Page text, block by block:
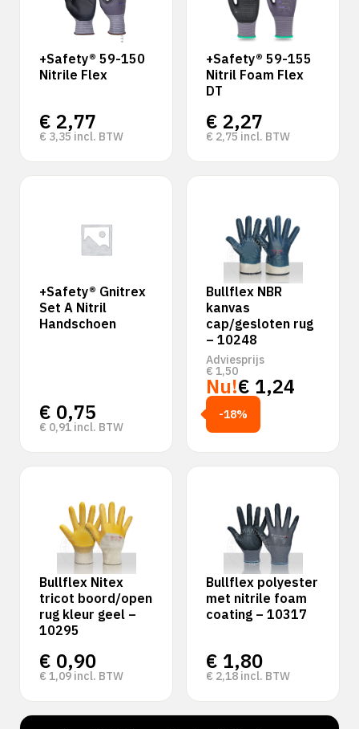
+Safety® 59-150
Nitrile Flex
€ 2,77
€ 3,35 incl. BTW
+Safety® 59-155
Nitril Foam Flex
DT
€ 2,27
€ 2,75 incl. BTW
+Safety® Gnitrex
Set A Nitril
Handschoen
€ 0,75
€ 0,91 incl. BTW
Bullflex NBR
kanvas
cap/gesloten rug
– 10248
Adviesprijs
€ 1,50
Nu!€ 1,24
-18%
Bullflex Nitex
tricot boord/open
rug kleur geel –
10295
€ 0,90
€ 1,09 incl. BTW
Bullflex polyester
met nitrile foam
coating – 10317
€ 1,80
€ 2,18 incl. BTW